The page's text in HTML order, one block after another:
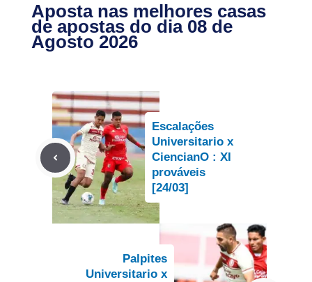
Aposta nas melhores casas
de apostas do dia 08 de
Agosto 2026
Escalações
Universitario x
CiencianO : XI
prováveis
[24/03]
Palpites
Universitario x